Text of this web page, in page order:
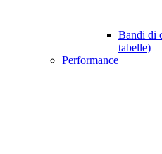
Bandi di
tabelle)
Performance